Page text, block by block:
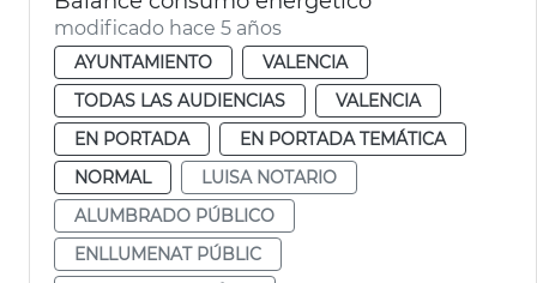
modificado hace 5 años
AYUNTAMIENTO
VALENCIA
TODAS LAS AUDIENCIAS
VALENCIA
EN PORTADA
EN PORTADA TEMÁTICA
NORMAL
LUISA NOTARIO
ALUMBRADO PÚBLICO
ENLLUMENAT PÚBLIC